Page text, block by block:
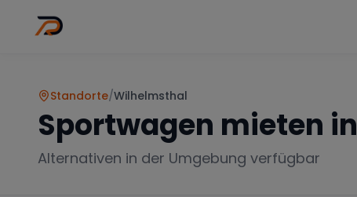
Standorte/Wilhelmsthal
Sportwagen mieten in
Alternativen in der Umgebung verfügbar